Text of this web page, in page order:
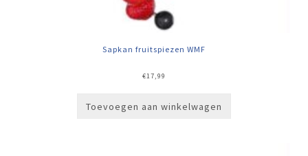
Sapkan fruitspiezen WMF
€17,99
Toevoegen aan winkelwagen